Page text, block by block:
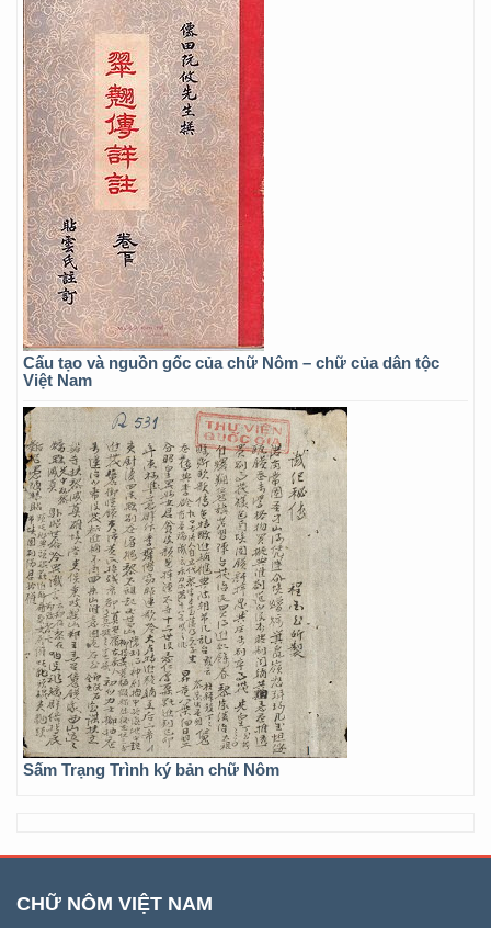
Cấu tạo và nguồn gốc của chữ Nôm – chữ của dân tộc
Việt Nam
Sấm Trạng Trình ký bản chữ Nôm
CHỮ NÔM VIỆT NAM